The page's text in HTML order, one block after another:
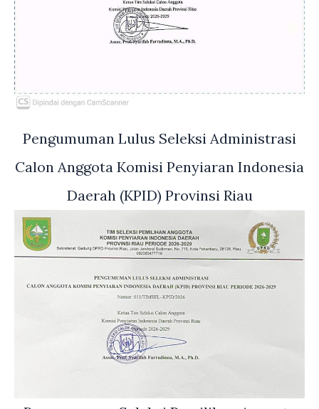
Pengumuman Lulus Seleksi Administrasi
Calon Anggota Komisi Penyiaran Indonesia
Daerah (KPID) Provinsi Riau